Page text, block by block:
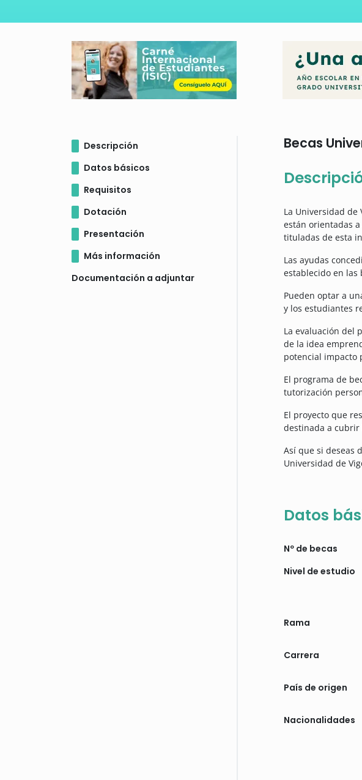
Descripción
Datos básicos
Requisitos
Dotación
Presentación
Más información
Documentación a adjuntar
Becas
La Universidad de
están orientadas
tituladas de esta
Las ayudas
establecido en las
Pueden optar a
y los estudiantes
La evaluación del
de la idea
potencial impacto
El programa de
tutorización
El proyecto que
destinada a cubrir
Así que si deseas
Universidad de
Datos
Nº de becas
Nivel de estudio
Rama
Carrera
País de origen
Nacionalidades